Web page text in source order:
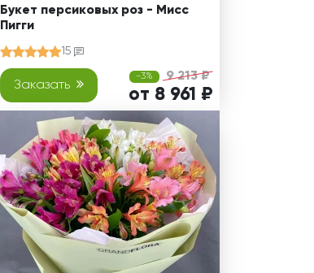
Букет персиковых роз - Мисс
Пигги
15
Заказать
-3% 9 213 ₽
от 8 961 ₽